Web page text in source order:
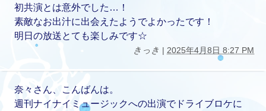
初共演とは意外でした…！
素敵なお出汁に出会えたようでよかったです！
明日の放送とても楽しみです☆
きっき | 2025年4月8日 8:27 PM
奈々さん、こんばんは。
週刊ナイナイミュージックへの出演でドライブロケに